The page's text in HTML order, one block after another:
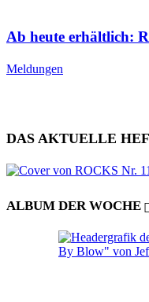
Ab heute erhältlich:
Meldungen
DAS AKTUELLE
ALBUM DER WOCHE